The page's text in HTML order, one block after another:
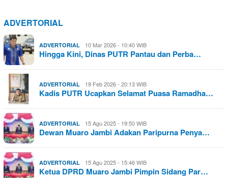
ADVERTORIAL
ADVERTORIAL 10 Mar 2026 - 10:40 WIB
Hingga Kini, Dinas PUTR Pantau dan Perba…
ADVERTORIAL 19 Feb 2026 - 20:13 WIB
Kadis PUTR Ucapkan Selamat Puasa Ramadha…
ADVERTORIAL 15 Agu 2025 - 19:50 WIB
Dewan Muaro Jambi Adakan Paripurna Penya…
ADVERTORIAL 15 Agu 2025 - 15:46 WIB
Ketua DPRD Muaro Jambi Pimpin Sidang Par…